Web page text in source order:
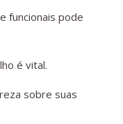
funcionais pode
é vital.
sobre suas